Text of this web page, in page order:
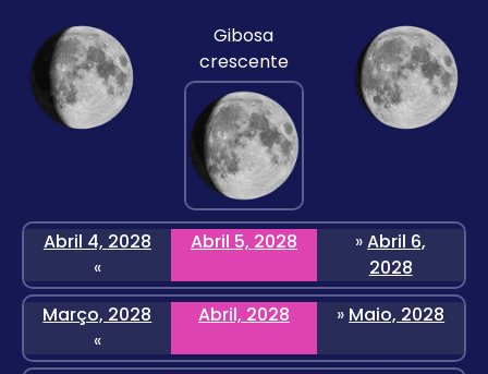
Gibosa
crescente
Abril 4, 2028
«
Abril 5, 2028 »Abril 6,
2028
Março, 2028
«
Abril, 2028 » Maio, 2028